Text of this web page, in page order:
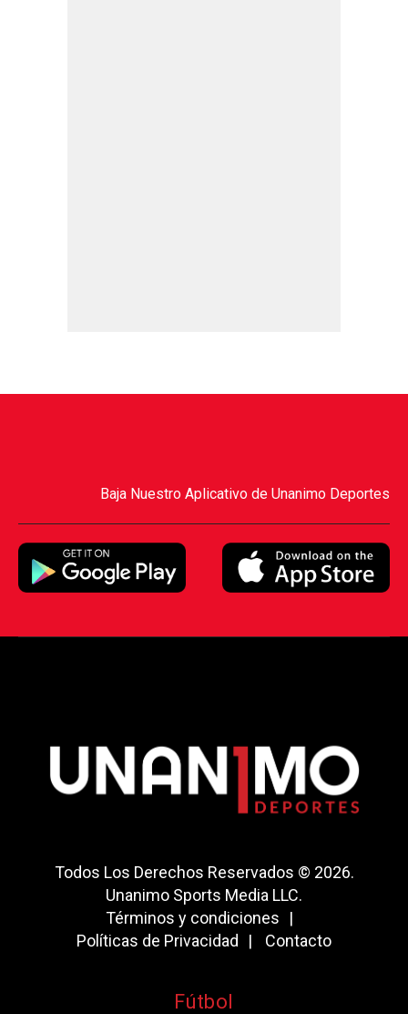
Baja Nuestro Aplicativo de Unanimo Deportes
Todos Los Derechos Reservados © 2026.
Unanimo Sports Media LLC.
Términos y condiciones
Políticas de Privacidad
Contacto
Fútbol